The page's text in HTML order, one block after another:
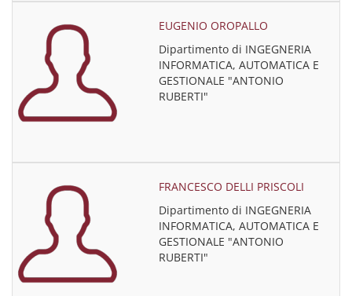
EUGENIO OROPALLO
Dipartimento di INGEGNERIA
INFORMATICA, AUTOMATICA E
GESTIONALE "ANTONIO
RUBERTI"
FRANCESCO DELLI PRISCOLI
Dipartimento di INGEGNERIA
INFORMATICA, AUTOMATICA E
GESTIONALE "ANTONIO
RUBERTI"